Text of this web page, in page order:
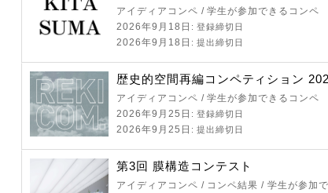
アイディアコンペ / 学生が参加できるコンペ
2026年9月18日 : 登録締切日
2026年9月18日 : 提出締切日
歴史的空間再編コンペティション
アイディアコンペ / 学生が参加できるコンペ
2026年9月25日 : 登録締切日
2026年9月25日 : 提出締切日
第3回 膜構造コンテスト
アイディアコンペ / コンペ結果 / 学生が参加